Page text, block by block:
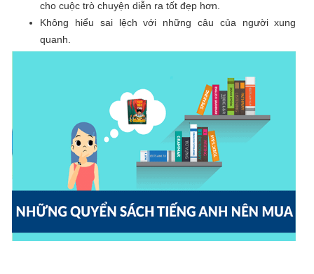
cho cuộc trò chuyện diễn ra tốt đẹp hơn.
Không hiểu sai lệch với những câu của người xung
quanh.